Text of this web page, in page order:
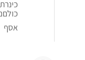
אסף